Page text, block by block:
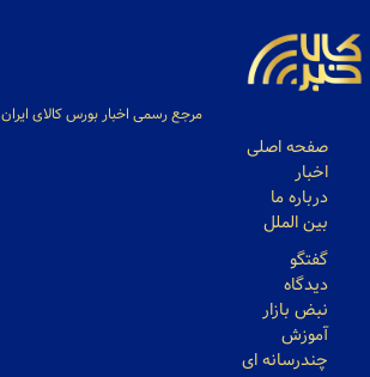
مرجع رسمی اخبار بورس کالای ایران
صفحه اصلی
اخبار
درباره ما
بین الملل
گفتگو
دیدگاه
نبض بازار
آموزش
چندرسانه ای